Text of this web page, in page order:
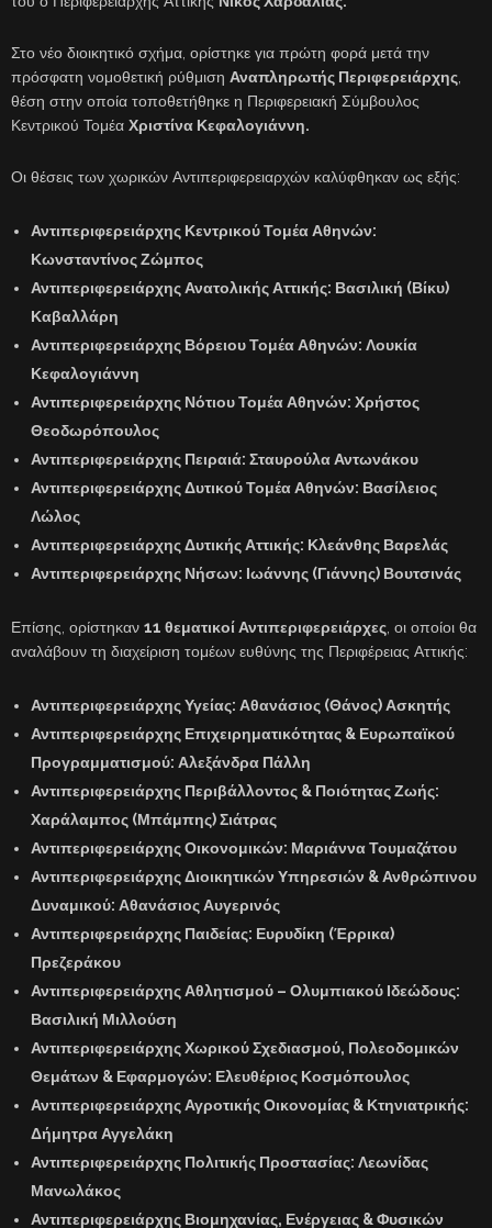
Στο νέο διοικητικό σχήμα, ορίστηκε για πρώτη φορά μετά την
πρόσφατη νομοθετική ρύθμιση Αναπληρωτής Περιφερειάρχης
θέση στην οποία τοποθετήθηκε η Περιφερειακή Σύμβουλος
Κεντρικού Τομέα Χριστίνα Κεφαλογιάννη.
Οι θέσεις των χωρικών Αντιπεριφερειαρχών καλύφθηκαν ως εξής:
Αντιπεριφερειάρχης Κεντρικού Τομέα Αθηνών:
Κωνσταντίνος Ζώμπος
Αντιπεριφερειάρχης Ανατολικής Αττικής: Βασιλική (Βίκυ)
Καβαλλάρη
Αντιπεριφερειάρχης Βόρειου Τομέα Αθηνών: Λουκία
Κεφαλογιάννη
Αντιπεριφερειάρχης Νότιου Τομέα Αθηνών: Χρήστος
Θεοδωρόπουλος
Αντιπεριφερειάρχης Πειραιά: Σταυρούλα Αντωνάκου
Αντιπεριφερειάρχης Δυτικού Τομέα Αθηνών: Βασίλειος
Λώλος
Αντιπεριφερειάρχης Δυτικής Αττικής: Κλεάνθης Βαρελάς
Αντιπεριφερειάρχης Νήσων: Ιωάννης (Γιάννης) Βουτσινάς
Επίσης, ορίστηκαν 11 θεματικοί Αντιπεριφερειάρχες , οι οποίοι θα
αναλάβουν τη διαχείριση τομέων ευθύνης της Περιφέρειας Αττικής:
Αντιπεριφερειάρχης Υγείας: Αθανάσιος (Θάνος) Ασκητής
Αντιπεριφερειάρχης Επιχειρηματικότητας & Ευρωπαϊκού
Προγραμματισμού: Αλεξάνδρα Πάλλη
Αντιπεριφερειάρχης Περιβάλλοντος & Ποιότητας Ζωής:
Χαράλαμπος (Μπάμπης) Σιάτρας
Αντιπεριφερειάρχης Οικονομικών: Μαριάννα Τουμαζάτου
Αντιπεριφερειάρχης Διοικητικών Υπηρεσιών & Ανθρώπινου
Δυναμικού: Αθανάσιος Αυγερινός
Αντιπεριφερειάρχης Παιδείας: Ευρυδίκη (Έρρικα)
Πρεζεράκου
Αντιπεριφερειάρχης Αθλητισμού – Ολυμπιακού Ιδεώδους:
Βασιλική Μιλλούση
Αντιπεριφερειάρχης Χωρικού Σχεδιασμού, Πολεοδομικών
Θεμάτων & Εφαρμογών: Ελευθέριος Κοσμόπουλος
Αντιπεριφερειάρχης Αγροτικής Οικονομίας & Κτηνιατρικής:
Δήμητρα Αγγελάκη
Αντιπεριφερειάρχης Πολιτικής Προστασίας: Λεωνίδας
Μανωλάκος
Αντιπεριφερειάρχης Βιομηχανίας, Ενέργειας & Φυσικών